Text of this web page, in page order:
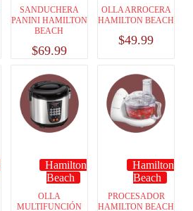
SANDUCHERA
PANINI HAMILTON
BEACH
$69.99
OLLA ARROCERA
HAMILTON BEACH
$49.99
Hamilton
Beach
OLLA
MULTIFUNCIÓN
Hamilton
Beach
PROCESADOR
HAMILTON BEACH